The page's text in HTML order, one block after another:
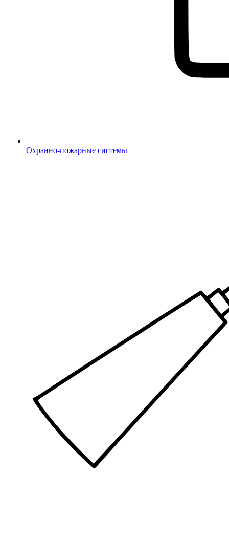
Охранно-пожарные системы